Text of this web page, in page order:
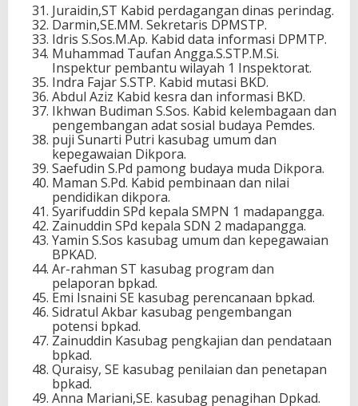
Juraidin,ST Kabid perdagangan dinas perindag.
Darmin,SE.MM. Sekretaris DPMSTP.
Idris S.Sos.M.Ap. Kabid data informasi DPMTP.
Muhammad Taufan Angga.S.STP.M.Si.
Inspektur pembantu wilayah 1 Inspektorat.
Indra Fajar S.STP. Kabid mutasi BKD.
Abdul Aziz Kabid kesra dan informasi BKD.
Ikhwan Budiman S.Sos. Kabid kelembagaan dan
pengembangan adat sosial budaya Pemdes.
puji Sunarti Putri kasubag umum dan
kepegawaian Dikpora.
Saefudin S.Pd pamong budaya muda Dikpora.
Maman S.Pd. Kabid pembinaan dan nilai
pendidikan dikpora.
Syarifuddin SPd kepala SMPN 1 madapangga.
Zainuddin SPd kepala SDN 2 madapangga.
Yamin S.Sos kasubag umum dan kepegawaian
BPKAD.
Ar-rahman ST kasubag program dan
pelaporan bpkad.
Emi Isnaini SE kasubag perencanaan bpkad.
Sidratul Akbar kasubag pengembangan
potensi bpkad.
Zainuddin Kasubag pengkajian dan pendataan
bpkad.
Quraisy, SE kasubag penilaian dan penetapan
bpkad.
Anna Mariani,SE. kasubag penagihan Dpkad.